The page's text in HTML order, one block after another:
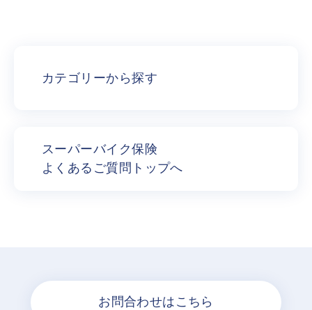
カテゴリーから探す
スーパーバイク保険
よくあるご質問トップへ
お問合わせはこちら